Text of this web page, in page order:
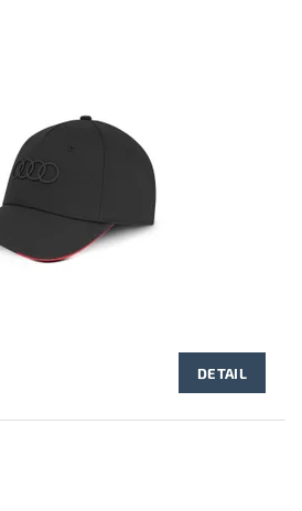
DETAIL